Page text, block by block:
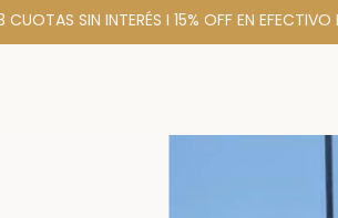
CUOTAS SIN INTERÉS I 15% OFF EN